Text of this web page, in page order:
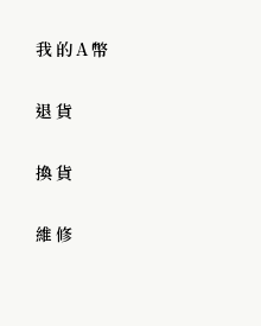
我的A幣
退貨
換貨
維修